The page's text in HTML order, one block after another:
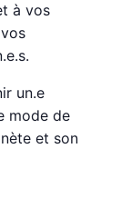
à vos
un.e
mode de
et son